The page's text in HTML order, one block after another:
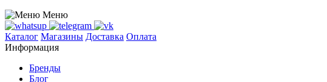
Меню
Каталог Магазины Доставка Оплата
Информация
Бренды
Блог